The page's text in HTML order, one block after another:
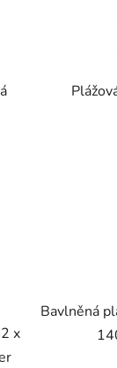
x
Bavlněná